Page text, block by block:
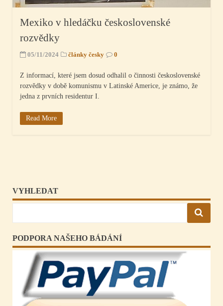
Mexiko v hledáčku československé
rozvědky
05/11/2024 články česky 0
Z informací, které jsem dosud odhalil o činnosti československé
rozvědky v době komunismu v Latinské Americe, je známo, že
jedna z prvních residentur I.
Read More
VYHLEDAT
PODPORA NAŠEHO BÁDÁNÍ